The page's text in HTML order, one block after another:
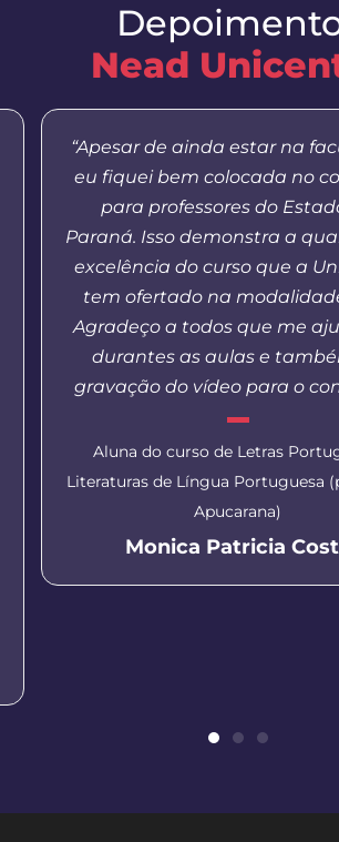
Nead
“Apesar de ainda estar na
eu fiquei bem colocada no
para professores do
Paraná. Isso demonstra a
excelência do curso que a
tem ofertado na
Agradeço a todos que me
durantes as aulas e
gravação do vídeo para o
Aluna do curso de Letras
Literaturas de Língua Portuguesa
Apucarana)
Monica Patricia